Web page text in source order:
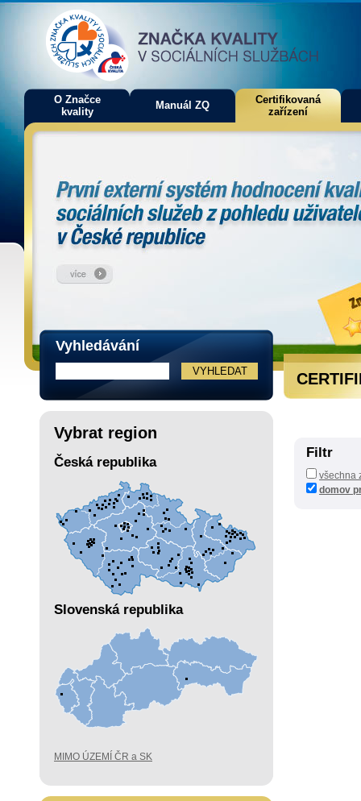
O Značce
kvality
Manuál ZQ
Certifikovaná
zařízení
Vyhledávání
Vybrat region
Česká republika
Slovenská republika
MIMO ÚZEMÍ ČR a SK
Filtr
všechna
domov